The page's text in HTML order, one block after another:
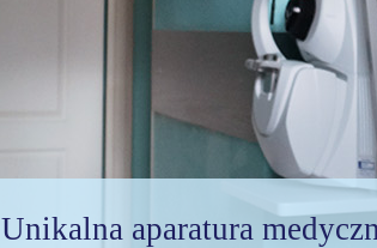
Unikalna aparatura